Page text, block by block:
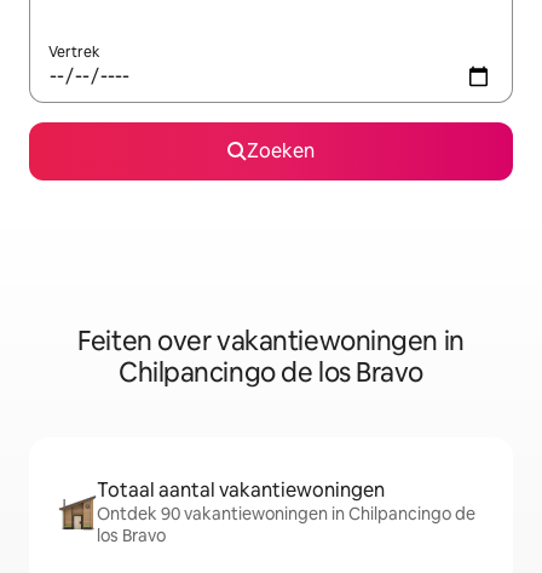
Vertrek
Zoeken
Feiten over vakantiewoningen in
Chilpancingo de los Bravo
Totaal aantal vakantiewoningen
Ontdek 90 vakantiewoningen in Chilpancingo de
los Bravo